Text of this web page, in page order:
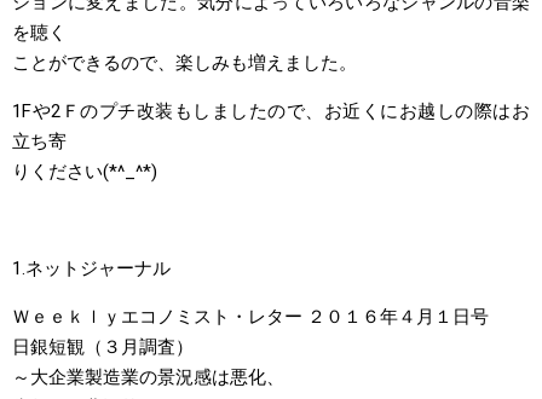
を聴く
ことができるので、楽しみも増えました。
1Fや2Ｆのプチ改装もしましたので、お近くにお越しの際はお
立ち寄
りください(*^_^*)
1.ネットジャーナル
Ｗｅｅｋｌｙエコノミスト・レター ２０１６年４月１日号
日銀短観（３月調査）
～大企業製造業の景況感は悪化、